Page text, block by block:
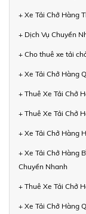
+ Xe Tải Chở Hàng
+ Dịch Vụ Chuyển
+ Cho thuê xe tải
+ Xe Tải Chở Hàng
+ Thuê Xe Tải Chở
+ Thuê Xe Tải Chở
+ Xe Tải Chở Hàng
+ Xe Tải Chở Hàng
Chuyển Nhanh
+ Thuê Xe Tải Chở
+ Xe Tải Chở Hàng